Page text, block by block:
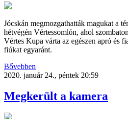
Jócskán megmozgathatták magukat a
hétvégén Vértessomlón, ahol
Vértes Kupa várta az egészen apró és
fiúkat egyaránt.
Bővebben
2020. január 24., péntek 20:59
Megkerült a kamera